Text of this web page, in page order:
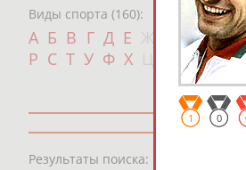
Виды спорта (160):
А Б В Г Д Е И К Л
Р С Т У Ф Х Ш Щ Э
Результаты поиска:
1 0